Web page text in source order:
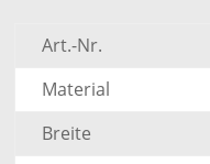
Art.-Nr.
Material
Breite